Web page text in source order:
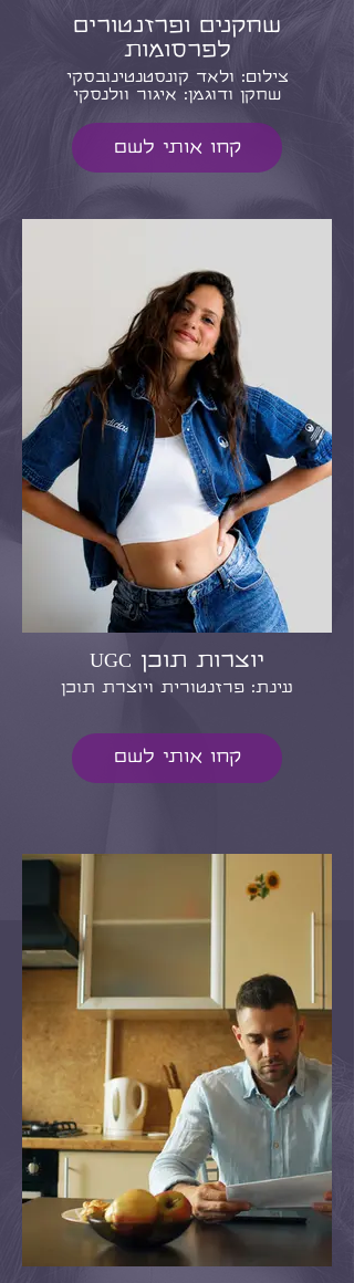
שחקנים ופרזנטורים
לפרסומות
צילום: ולאד קונסטנטינובסקי
שחקן ודוגמן: איגור וולנסקי
קחו אותי לשם
יוצרות תוכן UGC
עינת: פרזנטורית ויוצרת תוכן
קחו אותי לשם